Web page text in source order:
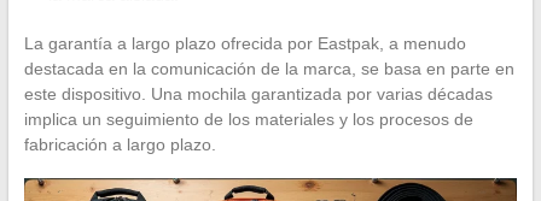
La garantía a largo plazo ofrecida por Eastpak, a menudo
destacada en la comunicación de la marca, se basa en parte en
este dispositivo. Una mochila garantizada por varias décadas
implica un seguimiento de los materiales y los procesos de
fabricación a largo plazo.